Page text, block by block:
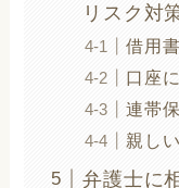
リスク対
借用
口座
連帯
親し
弁護士に